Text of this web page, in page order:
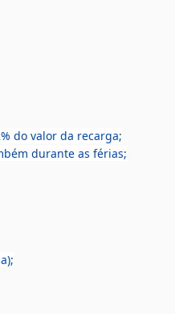
do valor da recarga;
durante as férias;